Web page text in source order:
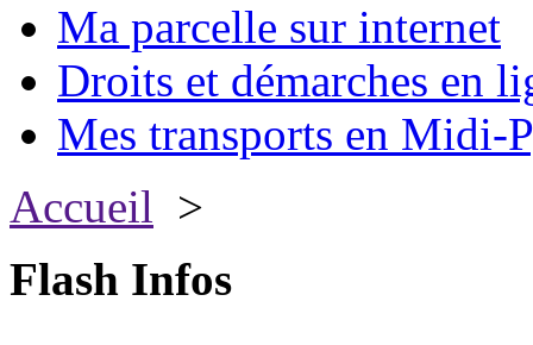
Ma parcelle sur internet
Droits et démarches en
Mes transports en Midi-
Accueil >
Flash Infos